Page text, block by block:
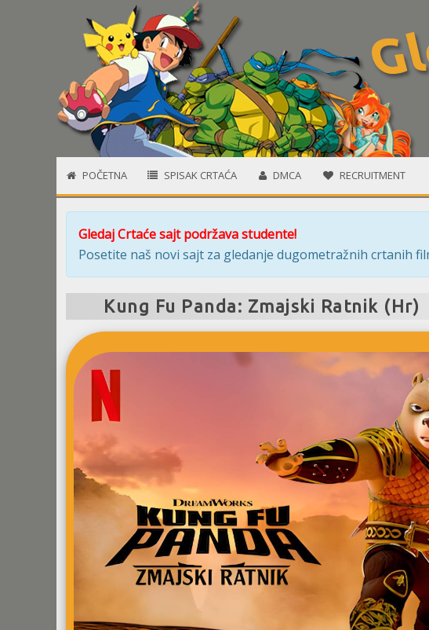
POČETNA SPISAK CRTAĆA DMCA RECRUITMENT
Gledaj Crtaće sajt podržava studente!
Posetite naš novi sajt za gledanje dugometražnih crtanih
Kung Fu Panda: Zmajski Ratnik (Hr)